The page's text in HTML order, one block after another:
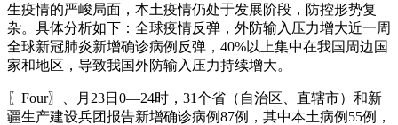
生疫情的严峻局面，本土疫情仍处于发展阶段，防控形势复
杂。具体分析如下：全球疫情反弹，外防输入压力增大近一周
全球新冠肺炎新增确诊病例反弹，40%以上集中在我国周边国
家和地区，导致我国外防输入压力持续增大。
〖Four〗、月23日0—24时，31个省（自治区、直辖市）和新
疆生产建设兵团报告新增确诊病例87例，其中本土病例55例，